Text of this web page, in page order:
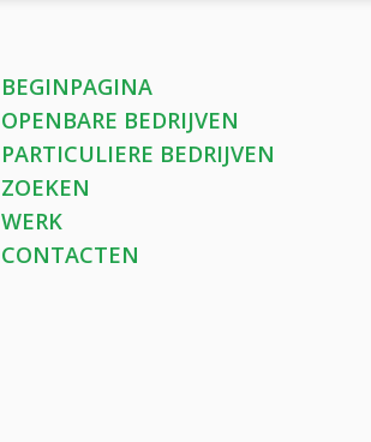
BEGINPAGINA
OPENBARE BEDRIJVEN
PARTICULIERE BEDRIJVEN
ZOEKEN
WERK
CONTACTEN